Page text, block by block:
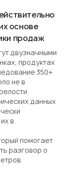
основе
продаж
двузначными
продуктах
350+
не в
данных
в
помогает
разговор о